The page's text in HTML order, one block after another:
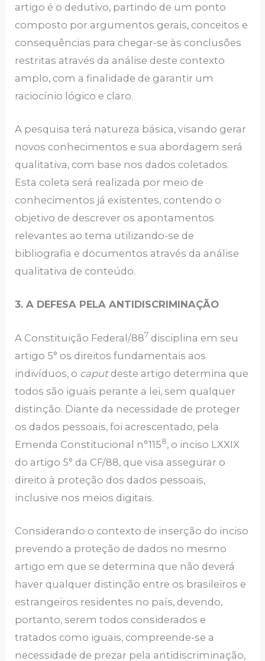
artigo é o dedutivo, partindo de um ponto
composto por argumentos gerais, conceitos e
consequências para chegar-se às conclusões
restritas através da análise deste contexto
amplo, com a finalidade de garantir um
raciocínio lógico e claro.
A pesquisa terá natureza básica, visando gerar
novos conhecimentos e sua abordagem será
qualitativa, com base nos dados coletados.
Esta coleta será realizada por meio de
conhecimentos já existentes, contendo o
objetivo de descrever os apontamentos
relevantes ao tema utilizando-se de
bibliografia e documentos através da análise
qualitativa de conteúdo.
3. A DEFESA PELA ANTIDISCRIMINAÇÃO
A Constituição Federal/887 disciplina em seu
artigo 5° os direitos fundamentais aos
indivíduos, o caputdeste artigo determina que
todos são iguais perante a lei, sem qualquer
distinção. Diante da necessidade de proteger
os dados pessoais, foi acrescentado, pela
Emenda Constitucional n°1158, o inciso LXXIX
do artigo 5° da CF/88, que visa assegurar o
direito à proteção dos dados pessoais,
inclusive nos meios digitais.
Considerando o contexto de inserção do inciso
prevendo a proteção de dados no mesmo
artigo em que se determina que não deverá
haver qualquer distinção entre os brasileiros e
estrangeiros residentes no país, devendo,
portanto, serem todos considerados e
tratados como iguais, compreende-se a
necessidade de prezar pela antidiscriminação,